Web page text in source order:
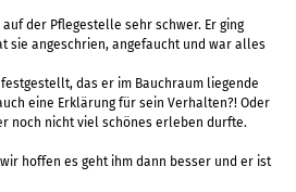
der Pflegestelle sehr schwer. Er ging
sie angeschrien, angefaucht und war alles
das er im Bauchraum liegende
eine Erklärung für sein Verhalten?! Oder
noch nicht viel schönes erleben durfte.
hoffen es geht ihm dann besser und er ist